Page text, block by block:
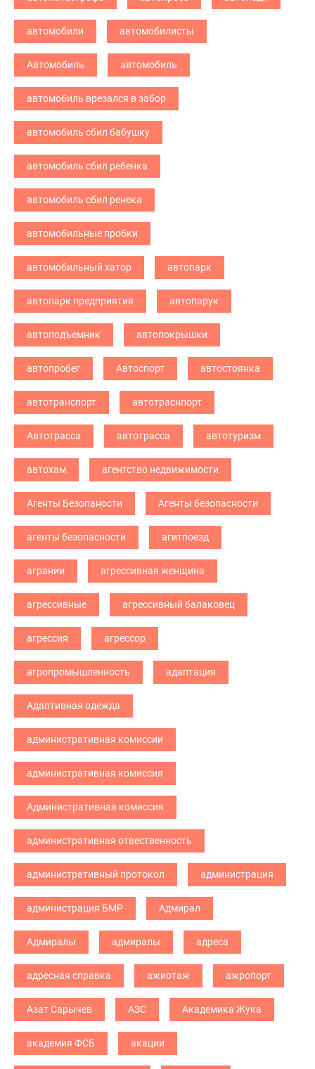
автомобили автомобилисты
Автомобиль автомобиль
автомобиль врезался в забор
автомобиль сбил бабушку
автомобиль сбил ребенка
автомобиль сбил ренека
автомобильные пробки
автомобильный хатор автопарк
автопарк предприятия автопарук
автоподъемник автопокрышки
автопробег Автоспорт автостоянка
автотранспорт автотраснпорт
Автотрасса автотрасса автотуризм
автохам агентство недвижимости
Агенты Безопаности Агенты безопасности
агенты безопасности агитпоезд
агрании агрессивная женщина
агрессивные агрессивный балаковец
агрессия агрессор
агропромышленность адаптация
Адаптивная одежда
административная комиссии
административная комиссия
Административная комиссия
административная отвественность
административный протокол администрация
администрация БМР Адмирал
Адмиралы адмиралы адреса
адресная справка ажиотаж ажропорт
Азат Сарычев АЗС Академика Жука
академия ФСБ акации